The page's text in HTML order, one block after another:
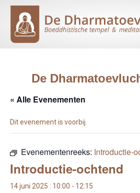
De
« Alle Evenementen
Dit evenement is voorbij.
Evenementenreeks: Introductie-
Introductie-ochtend
14 juni 2025 : 10:00 - 12:15